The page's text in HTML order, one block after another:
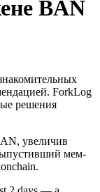
BAN
ForkLog
решения
увеличив
мем-